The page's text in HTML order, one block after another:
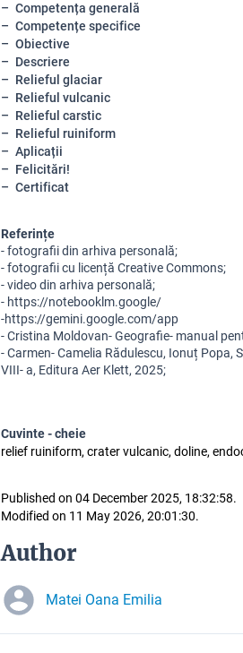
Competența generală
Competențe specifice
Obiective
Descriere
Relieful glaciar
Relieful vulcanic
Relieful carstic
Relieful ruiniform
Aplicații
Felicitări!
Certificat
Referințe
- fotografii din arhiva personală;
- fotografii cu licență Creative Commons;
- video din arhiva personală;
- https://notebooklm.google/
-https://gemini.google.com/app
- Cristina Moldovan- Geografie- manual
- Carmen- Camelia Rădulescu, Ionuț Popa,
VIII- a, Editura Aer Klett, 2025;
Cuvinte - cheie
relief ruiniform, crater vulcanic, doline,
Published on 04 December 2025, 18:32:58.
Modified on 11 May 2026, 20:01:30.
Author
Matei Oana Emilia